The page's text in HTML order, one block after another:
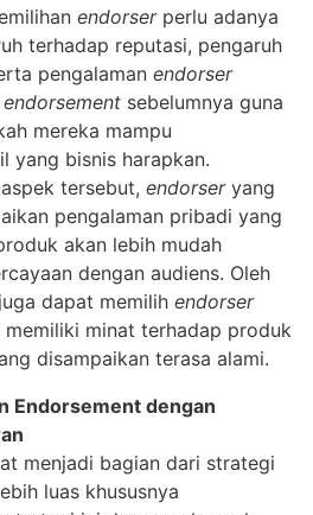
endorser perlu adanya
terhadap reputasi, pengaruh
pengalaman endorser
endorsement sebelumnya guna
mereka mampu
yang bisnis harapkan.
tersebut, endorseryang
pengalaman pribadi yang
akan lebih mudah
dengan audiens. Oleh
dapat memilih endorser
minat terhadap produk
disampaikan terasa alami.
Endorsement dengan
menjadi bagian dari strategi
luas khususnya